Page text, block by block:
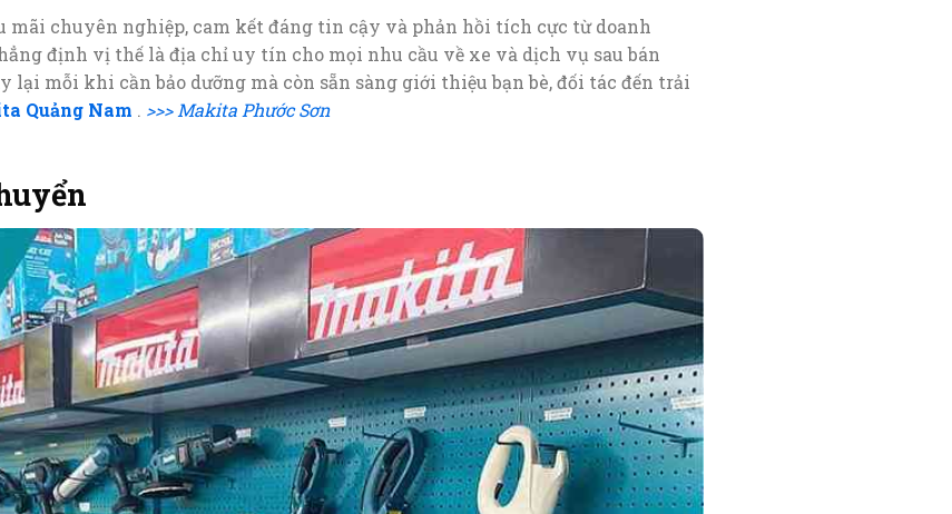
mãi chuyên nghiệp, cam kết đáng tin cậy và phản hồi tích cực từ doanh
định vị thế là địa chỉ uy tín cho mọi nhu cầu về xe và dịch vụ sau bán
lại mỗi khi cần bảo dưỡng mà còn sẵn sàng giới thiệu bạn bè, đối tác đến trải
Quảng Nam . >>> Makita Phước Sơn